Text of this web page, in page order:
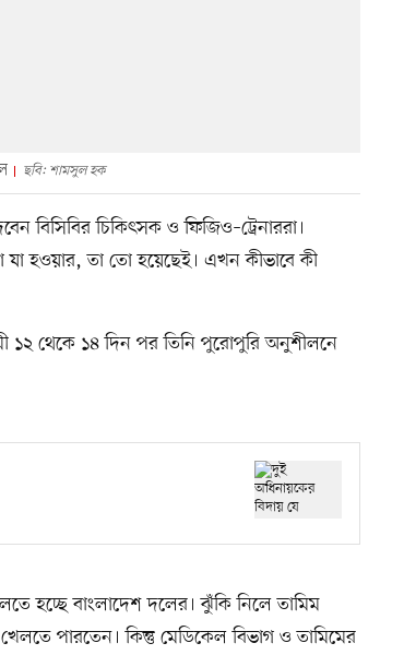
ছবি: শামসুল হক
বিসিবির চিকিৎসক ও ফিজিও–ট্রেনাররা।
যা হওয়ার, তা তো হয়েছেই। এখন কীভাবে কী
১২ থেকে ১৪ দিন পর তিনি পুরোপুরি অনুশীলনে
হচ্ছে বাংলাদেশ দলের। ঝুঁকি নিলে তামিম
পারতেন। কিন্তু মেডিকেল বিভাগ ও তামিমের